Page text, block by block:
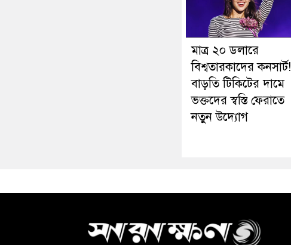
মাত্র ২০ ডলারে
বিশ্বতারকাদের কনসার্ট!
বাড়তি টিকিটের দামে
ভক্তদের স্বস্তি ফেরাতে
নতুন উদ্যোগ